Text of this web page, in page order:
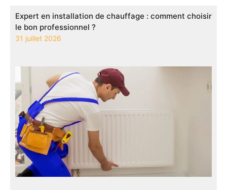
Expert en installation de chauffage : comment choisir
le bon professionnel ?
31 juillet 2026